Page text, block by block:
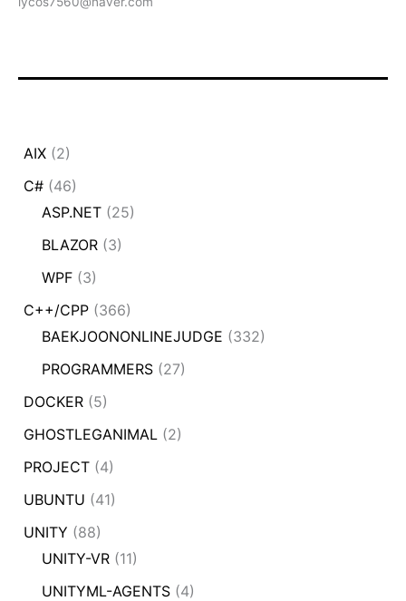
AIX (2)
C# (46)
ASP.NET (25)
BLAZOR (3)
WPF (3)
C++/CPP (366)
BAEKJOONONLINEJUDGE (332)
PROGRAMMERS (27)
DOCKER (5)
GHOSTLEGANIMAL (2)
PROJECT (4)
UBUNTU (41)
UNITY (88)
UNITY-VR (11)
UNITYML-AGENTS (4)